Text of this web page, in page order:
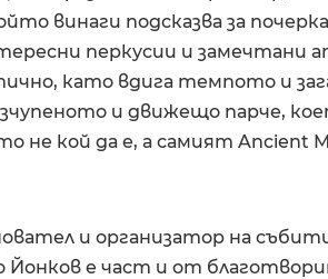
винаги подсказва за
перкусии и замечтани
като вдига темпото и
и движещо парче,
не кой да е, а самият Ancient
и организатор на
Йонков е част и от